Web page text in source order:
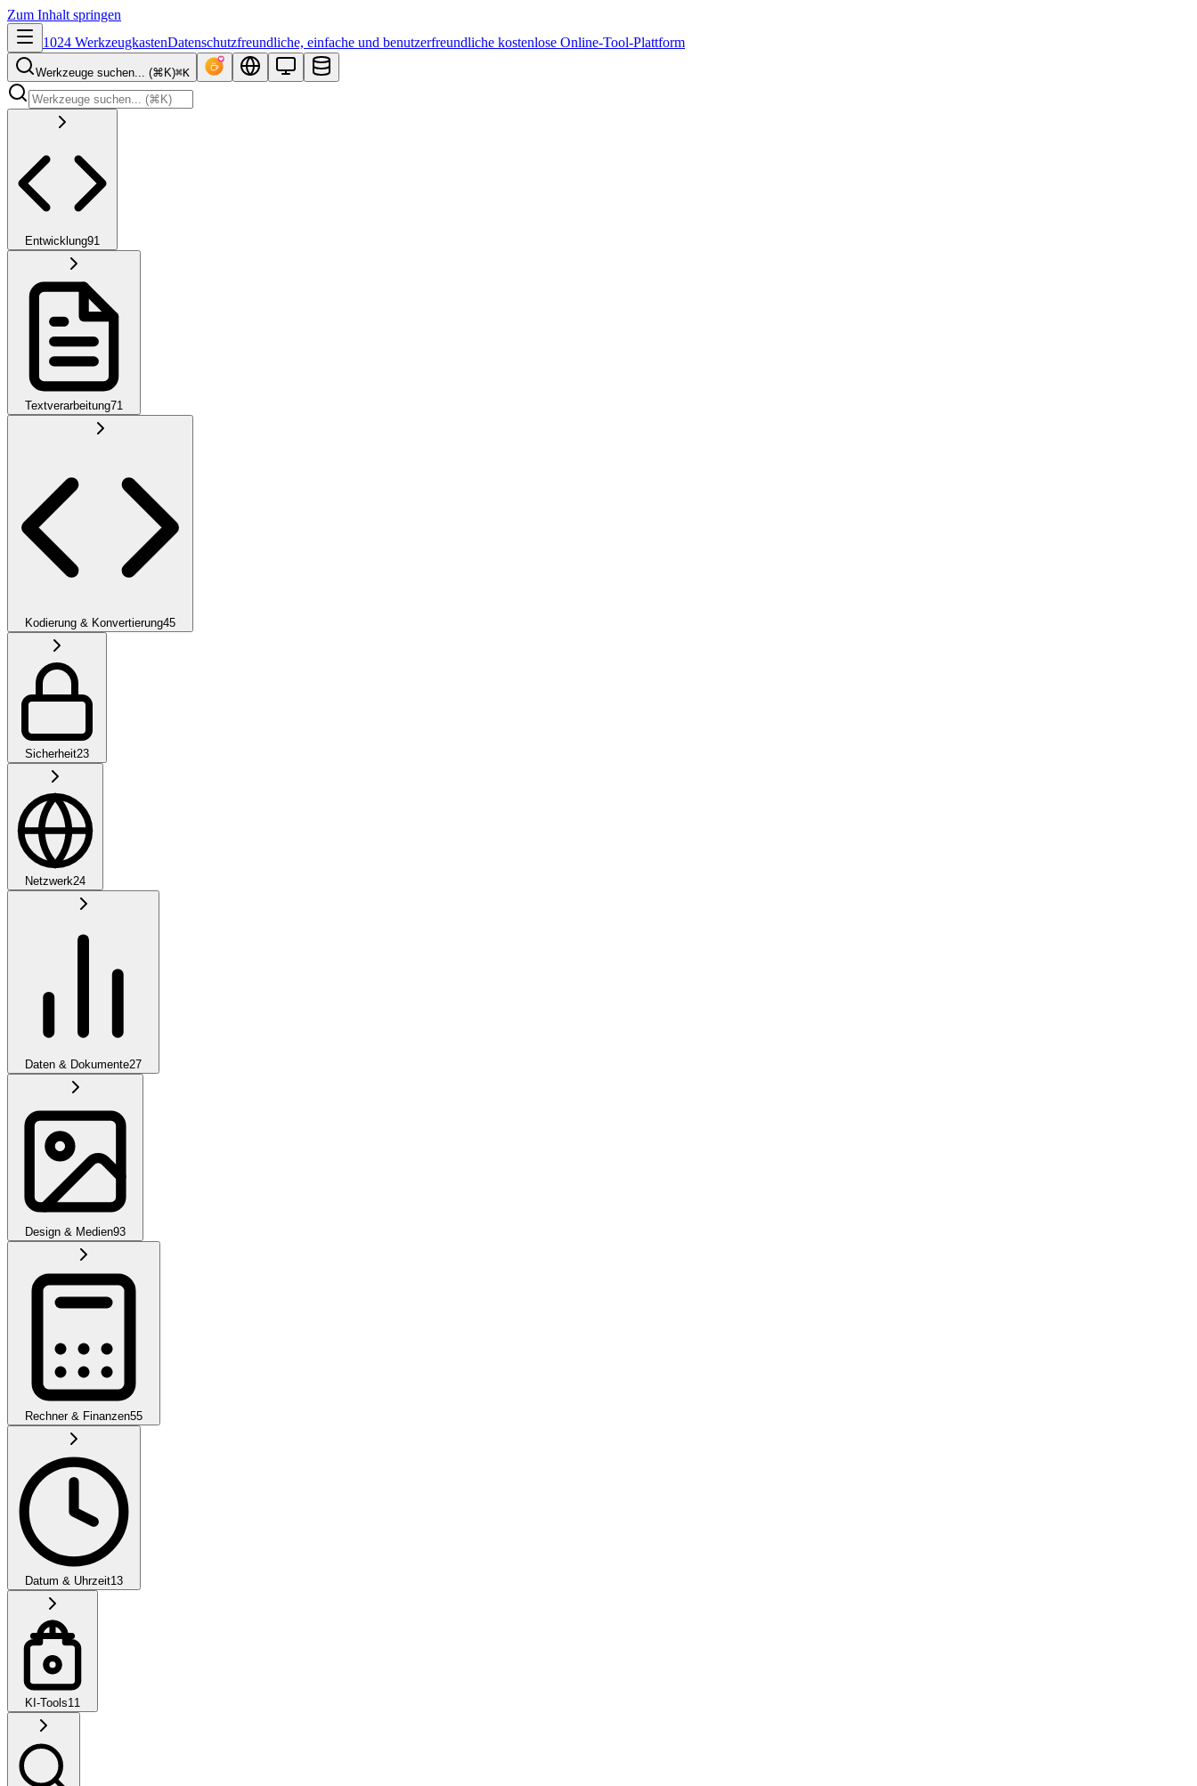
Zum Inhalt springen
1024 WerkzeugkastenDatenschutzfreundliche, einfache und benutzerfreundliche kostenlose Online-Tool-Plattform
Werkzeuge suchen... (⌘K)⌘K
Entwicklung91
Textverarbeitung71
Kodierung & Konvertierung45
Sicherheit23
Netzwerk24
Daten & Dokumente27
Design & Medien93
Rechner & Finanzen55
Datum & Uhrzeit13
KI-Tools11